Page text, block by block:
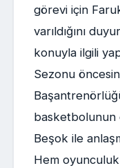
görevi için
varıldığını
konuyla ilgili
Sezonu
basketbolunun
Beşok ile
Hem